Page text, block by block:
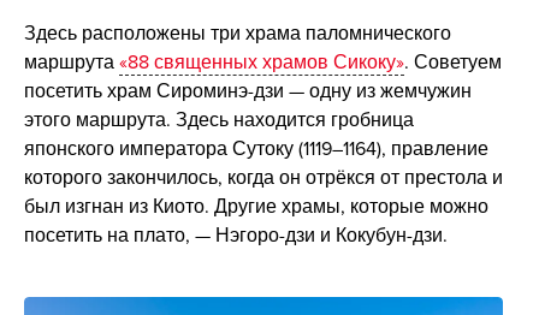
Здесь расположены три храма паломнического
маршрута «88 священных храмов Сикоку». Советуем
посетить храм Сироминэ-дзи — одну из жемчужин
этого маршрута. Здесь находится гробница
японского императора Сутоку (1119–1164), правление
которого закончилось, когда он отрёкся от престола и
был изгнан из Киото. Другие храмы, которые можно
посетить на плато, — Нэгоро-дзи и Кокубун-дзи.